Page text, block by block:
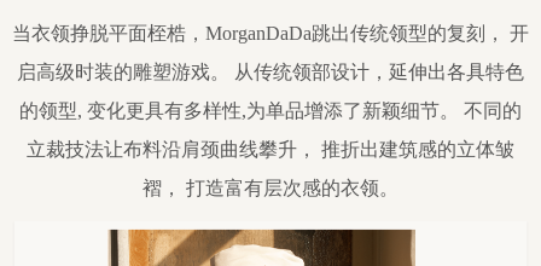
当衣领挣脱平面桎梏，MorganDaDa跳出传统领型的复刻， 开
启高级时装的雕塑游戏。 从传统领部设计，延伸出各具特色
的领型, 变化更具有多样性,为单品增添了新颖细节。 不同的
立裁技法让布料沿肩颈曲线攀升， 推折出建筑感的立体皱
褶， 打造富有层次感的衣领。